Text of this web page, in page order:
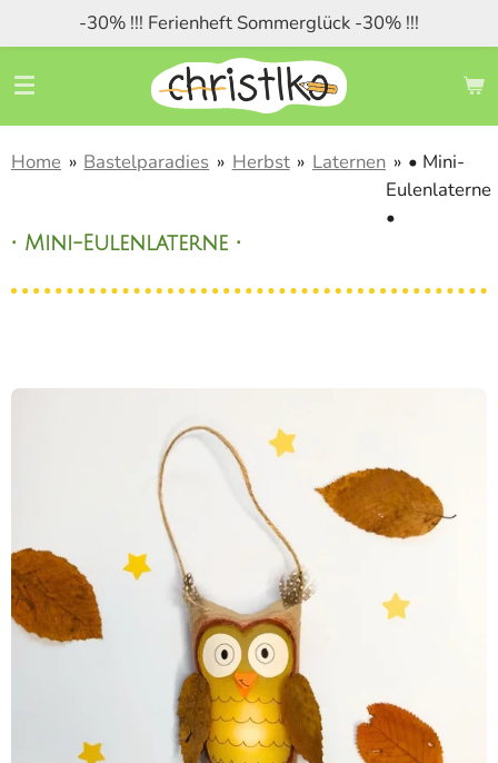
Hauptinhalt
springen
-30% !!! Ferienheft Sommerglück -30% !!!
Home » Bastelparadies » Herbst » Laternen » • Mini-
Eulenlaterne
•
• Mini-Eulenlaterne •